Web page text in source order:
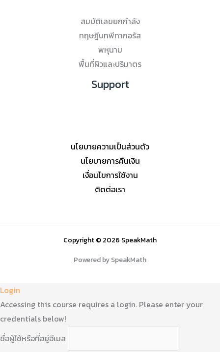
สมบัติเลขยกกำลัง
ทฤษฎีบทพีทากอรัส
พหุนาม
พื้นที่ผิวและปริมาตร
Support
นโยบายความเป็นส่วนตัว
นโยบายการคืนเงิน
เงื่อนไขการใช้งาน
ติดต่อเรา
Copyright © 2026 SpeakMath
Powered by SpeakMath
Login
Accessing this course requires a login. Please enter your
credentials below!
ชื่อผู้ใช้หรือที่อยู่อีเมล